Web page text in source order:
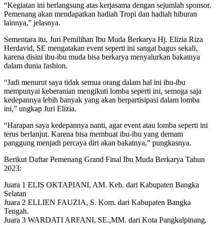
“Kegiatan ini berlangsung atas kerjasama dengan sejumlah sponsor.
Pemenang akan mendapatkan hadiah Tropi dan hadiah hiburan
lainnya,” jelasnya.
Sementara itu, Juri Pemilihan Ibu Muda Berkarya Hj. Elizia Riza
Herdavid, SE mengatakan event seperti ini sangat bagus sekali,
karena disini ibu-ibu muda bisa berkarya menyalurkan bakatnya
dalam dunia fashion.
“Jadi menurut saya tidak semua orang dalam hal ini ibu-ibu
mempunyai keberanian mengikuti lomba seperti ini, semoga saja
kedepannya lebih banyak yang akan berpartisipasi dalam lomba
ini,” ungkap Juri Elizia.
“Harapan saya kedepannya nanti, agar event atau lomba seperti ini
terus berlanjut. Karena bisa membuat ibu-ibu yang demam
panggung menjadi percaya diri akan bakatnya,” pungkasnya.
Berikut Daftar Pemenang Grand Final Ibu Muda Berkarya Tahun
2023:
Juara 1 ELIS OKTAPIANI, AM. Keb. dari Kabupaten Bangka
Selatan
Juara 2 ELLIEN FAUZIA, S. Kom. dari Kabupaten Bangka
Tengah.
Juara 3 WARDATI ARFANI, SE.,MM. dari Kota Pangkalpinang.